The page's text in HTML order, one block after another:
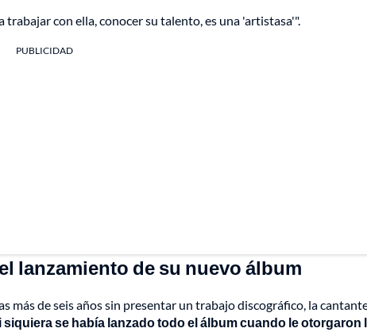
con ella, conocer su talento, es una 'artistasa'".
PUBLICIDAD
lanzamiento de su nuevo álbum
más de seis años sin presentar un trabajo discográfico, la
siquiera se había lanzado todo el álbum cuando le otorgaron